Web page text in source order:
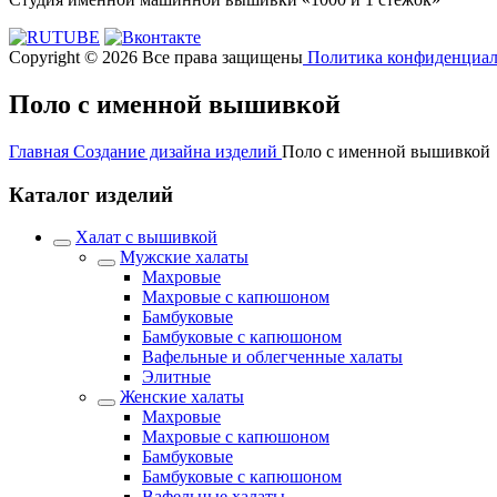
Copyright © 2026 Все права защищены Политика
Поло с именной вышивкой
Главная Создание дизайна изделий Поло с именной вышивкой
Каталог изделий
Халат с вышивкой
Мужские халаты
Махровые
Махровые с капюшоном
Бамбуковые
Бамбуковые с капюшоном
Вафельные и облегченные халаты
Элитные
Женские халаты
Махровые
Махровые с капюшоном
Бамбуковые
Бамбуковые с капюшоном